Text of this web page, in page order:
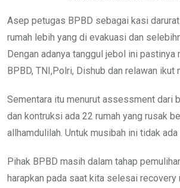
Asep petugas BPBD sebagai kasi
rumah lebih yang di evakuasi dan
Dengan adanya tanggul jebol ini pastinya
BPBD, TNI,Polri, Dishub dan relawan ikut
Sementara itu menurut assessment dari
dan kontruksi ada 22 rumah yang rusak
allhamdulilah. Untuk musibah ini tidak ada
Pihak BPBD masih dalam tahap
harapkan pada saat kita selesai recovery